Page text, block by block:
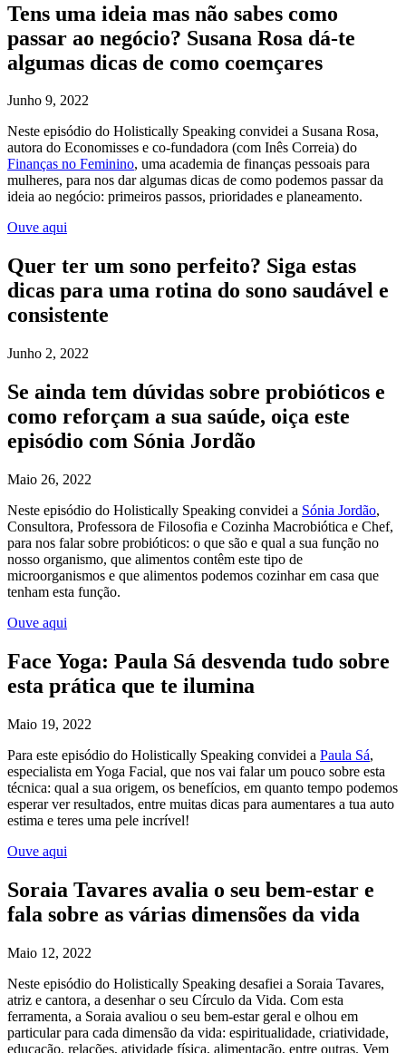
Tens uma ideia mas não sabes como
passar ao negócio? Susana Rosa dá-te
algumas dicas de como coemçares
Junho 9, 2022
Neste episódio do Holistically Speaking convidei a Susana Rosa,
autora do Economisses e co-fundadora (com Inês Correia) do
Finanças no Feminino, uma academia de finanças pessoais para
mulheres, para nos dar algumas dicas de como podemos passar da
ideia ao negócio: primeiros passos, prioridades e planeamento.
Ouve aqui
Quer ter um sono perfeito? Siga estas
dicas para uma rotina do sono saudável e
consistente
Junho 2, 2022
Se ainda tem dúvidas sobre probióticos e
como reforçam a sua saúde, oiça este
episódio com Sónia Jordão
Maio 26, 2022
Neste episódio do Holistically Speaking convidei a Sónia Jordão,
Consultora, Professora de Filosofia e Cozinha Macrobiótica e Chef,
para nos falar sobre probióticos: o que são e qual a sua função no
nosso organismo, que alimentos contêm este tipo de
microorganismos e que alimentos podemos cozinhar em casa que
tenham esta função.
Ouve aqui
Face Yoga: Paula Sá desvenda tudo sobre
esta prática que te ilumina
Maio 19, 2022
Para este episódio do Holistically Speaking convidei a Paula Sá,
especialista em Yoga Facial, que nos vai falar um pouco sobre esta
técnica: qual a sua origem, os benefícios, em quanto tempo podemos
esperar ver resultados, entre muitas dicas para aumentares a tua auto
estima e teres uma pele incrível!
Ouve aqui
Soraia Tavares avalia o seu bem-estar e
fala sobre as várias dimensões da vida
Maio 12, 2022
Neste episódio do Holistically Speaking desafiei a Soraia Tavares,
atriz e cantora, a desenhar o seu Círculo da Vida. Com esta
ferramenta, a Soraia avaliou o seu bem-estar geral e olhou em
particular para cada dimensão da vida: espiritualidade, criatividade,
educação, relações, atividade física, alimentação, entre outras. Vem